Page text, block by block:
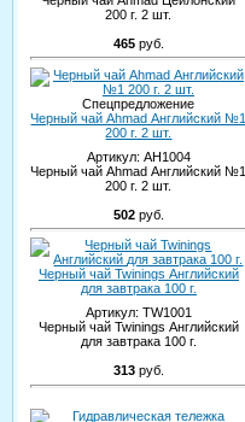
200 г. 2 шт.
465 руб.
Спецпредложение
Черный чай Ahmad Английский №1
200 г. 2 шт.
Артикул: AH1004
Черный чай Ahmad Английский №1
200 г. 2 шт.
502 руб.
Черный чай Twinings Английский
для завтрака 100 г.
Артикул: TW1001
Черный чай Twinings Английский
для завтрака 100 г.
313 руб.